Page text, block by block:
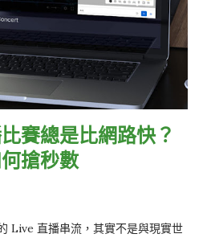
賽總是比網路快？
搶秒數
Live 直播串流，其實不是與現實世